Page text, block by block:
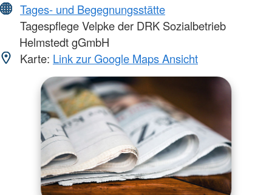
Tages- und Begegnungsstätte
Tagespflege Velpke der DRK Sozialbetrieb
Helmstedt gGmbH
Karte: Link zur Google Maps Ansicht